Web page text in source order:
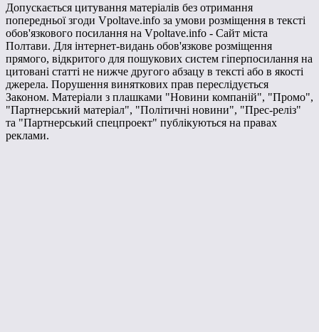
Допускається цитування матеріалів без отримання
попередньої згоди Vpoltave.info за умови розміщення в тексті
обов'язкового посилання на Vpoltave.info - Сайт міста
Полтави. Для інтернет-видань обов'язкове розміщення
прямого, відкритого для пошукових систем гіперпосилання на
цитовані статті не нижче другого абзацу в тексті або в якості
джерела. Порушення виняткових прав переслідується
Законом. Матеріали з плашками "Новини компаній", "Промо",
"Партнерський матеріал", "Політичні новини", "Прес-реліз"
та "Партнерський спецпроект" публікуються на правах
реклами.